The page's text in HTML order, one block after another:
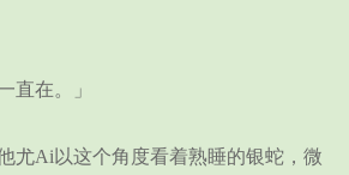
在。」
Ai以这个角度看着熟睡的银蛇，微